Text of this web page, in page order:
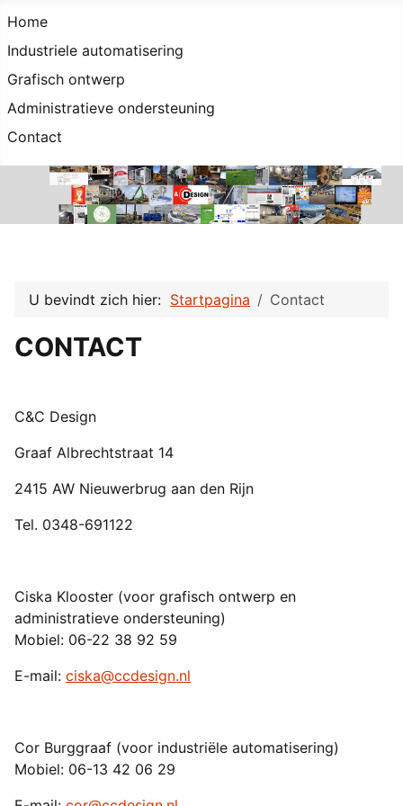
Home
Industriele automatisering
Grafisch ontwerp
Administratieve ondersteuning
Contact
U bevindt zich hier: Startpagina Contact
CONTACT
C&C Design
Graaf Albrechtstraat 14
2415 AW Nieuwerbrug aan den Rijn
Tel. 0348-691122
Ciska Klooster (voor grafisch ontwerp en
administratieve ondersteuning)
Mobiel: 06-22 38 92 59
E-mail: ciska@ccdesign.nl
Cor Burggraaf (voor industriële automatisering)
Mobiel: 06-13 42 06 29